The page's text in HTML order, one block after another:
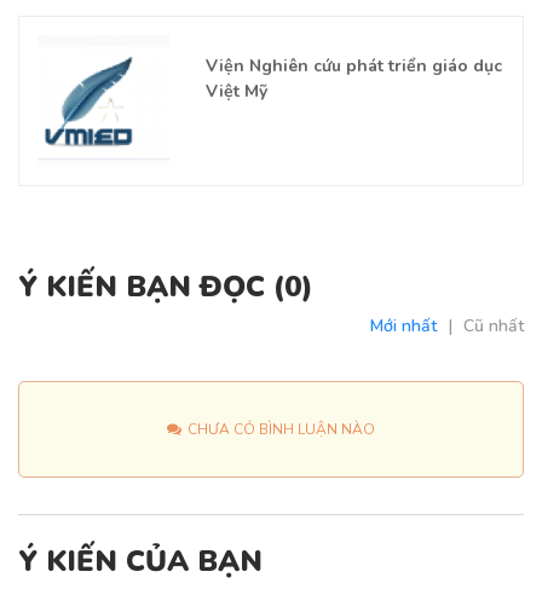
Viện Nghiên cứu phát triển giáo dục
Việt Mỹ
Ý KIẾN BẠN ĐỌC (0)
Mới nhất | Cũ nhất
CHƯA CÓ BÌNH LUẬN NÀO
Ý KIẾN CỦA BẠN